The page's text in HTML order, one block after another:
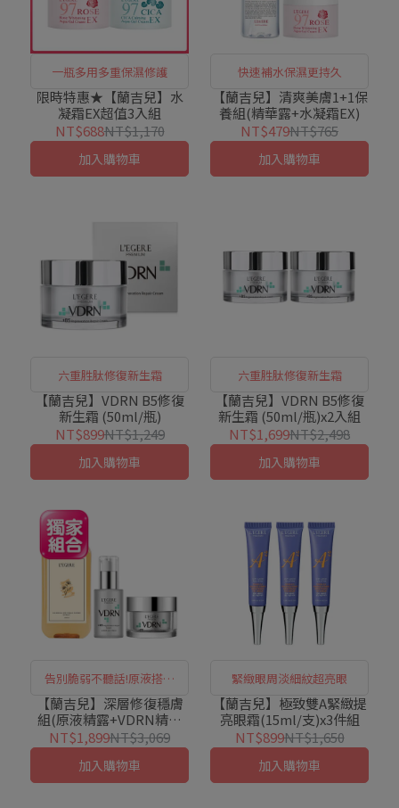
一瓶多用多重保濕修護
限時特惠★【蘭吉兒】水
凝霜EX超值3入組
NT$688NT$1,170
加入購物車
快速補水保濕更持久
【蘭吉兒】清爽美膚1+1保
養組(精華露+水凝霜EX)
NT$479NT$765
加入購物車
六重胜肽修復新生霜
【蘭吉兒】VDRN B5修復
新生霜 (50ml/瓶)
NT$899NT$1,249
加入購物車
六重胜肽修復新生霜
【蘭吉兒】VDRN B5修復
新生霜 (50ml/瓶)x2入組
NT$1,699NT$2,498
加入購物車
告別脆弱不聽話!原液搭配
VDRN強健屏障
【蘭吉兒】深層修復穩膚
組(原液精露+VDRN精華
+VDRN霜)
NT$1,899NT$3,069
加入購物車
緊緻眼周淡細紋超亮眼
【蘭吉兒】極致雙A緊緻提
亮眼霜(15ml/支)x3件組
NT$899NT$1,650
加入購物車